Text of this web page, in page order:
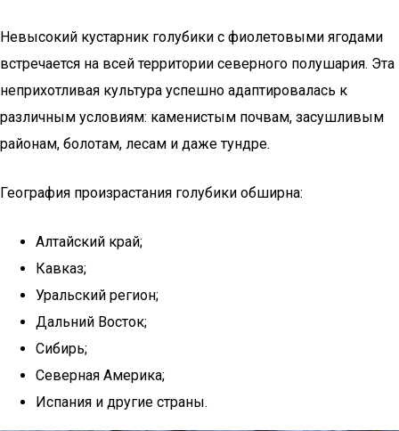
Невысокий кустарник голубики с фиолетовыми ягодами
встречается на всей территории северного полушария. Эта
неприхотливая культура успешно адаптировалась к
различным условиям: каменистым почвам, засушливым
районам, болотам, лесам и даже тундре.
География произрастания голубики обширна:
Алтайский край;
Кавказ;
Уральский регион;
Дальний Восток;
Сибирь;
Северная Америка;
Испания и другие страны.